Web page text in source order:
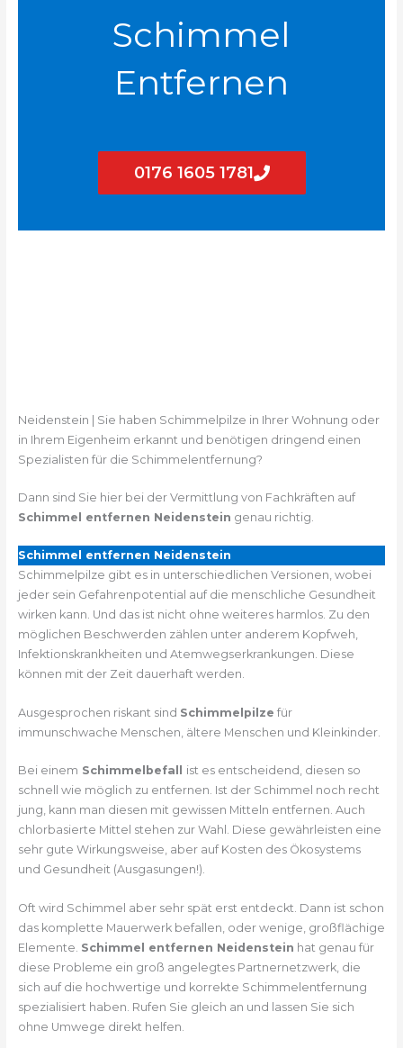
Schimmel
Entfernen
0176 1605 1781
Neidenstein | Sie haben Schimmelpilze in Ihrer Wohnung oder
in Ihrem Eigenheim erkannt und benötigen dringend einen
Spezialisten für die Schimmelentfernung?
Dann sind Sie hier bei der Vermittlung von Fachkräften auf
Schimmel entfernen Neidenstein genau richtig.
Schimmel entfernen Neidenstein
Schimmelpilze gibt es in unterschiedlichen Versionen, wobei
jeder sein Gefahrenpotential auf die menschliche Gesundheit
wirken kann. Und das ist nicht ohne weiteres harmlos. Zu den
möglichen Beschwerden zählen unter anderem Kopfweh,
Infektionskrankheiten und Atemwegserkrankungen. Diese
können mit der Zeit dauerhaft werden.
Ausgesprochen riskant sind Schimmelpilze für
immunschwache Menschen, ältere Menschen und Kleinkinder.
Bei einem Schimmelbefall ist es entscheidend, diesen so
schnell wie möglich zu entfernen. Ist der Schimmel noch recht
jung, kann man diesen mit gewissen Mitteln entfernen. Auch
chlorbasierte Mittel stehen zur Wahl. Diese gewährleisten eine
sehr gute Wirkungsweise, aber auf Kosten des Ökosystems
und Gesundheit (Ausgasungen!).
Oft wird Schimmel aber sehr spät erst entdeckt. Dann ist schon
das komplette Mauerwerk befallen, oder wenige, großflächige
Elemente. Schimmel entfernen Neidenstein hat genau für
diese Probleme ein groß angelegtes Partnernetzwerk, die
sich auf die hochwertige und korrekte Schimmelentfernung
spezialisiert haben. Rufen Sie gleich an und lassen Sie sich
ohne Umwege direkt helfen.